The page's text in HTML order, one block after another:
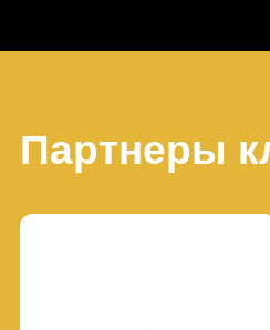
Партнеры